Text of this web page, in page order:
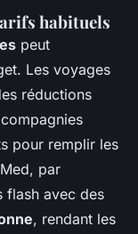
habituels
peut
Les voyages
réductions
pour remplir les
par
flash avec des
, rendant les